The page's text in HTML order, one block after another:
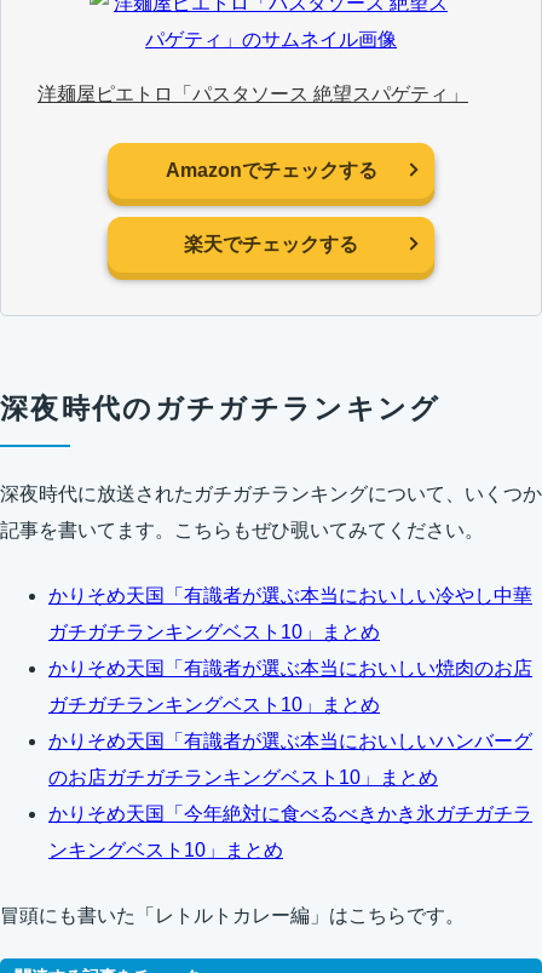
洋麺屋ピエトロ「パスタソース 絶望スパゲティ」
Amazonでチェックする
楽天でチェックする
深夜時代のガチガチランキング
深夜時代に放送されたガチガチランキングについて、いくつか
記事を書いてます。こちらもぜひ覗いてみてください。
かりそめ天国「有識者が選ぶ本当においしい冷やし中華
ガチガチランキングベスト10」まとめ
かりそめ天国「有識者が選ぶ本当においしい焼肉のお店
ガチガチランキングベスト10」まとめ
かりそめ天国「有識者が選ぶ本当においしいハンバーグ
のお店ガチガチランキングベスト10」まとめ
かりそめ天国「今年絶対に食べるべきかき氷ガチガチラ
ンキングベスト10」まとめ
冒頭にも書いた「レトルトカレー編」はこちらです。